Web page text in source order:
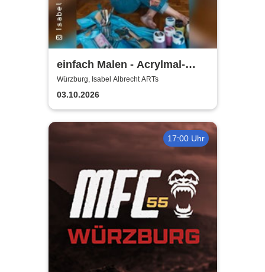
einfach Malen - Acrylmal-
Workshop | Isabel Albrecht
ARTs
Würzburg, Isabel Albrecht ARTs
03.10.2026
17:00 Uhr